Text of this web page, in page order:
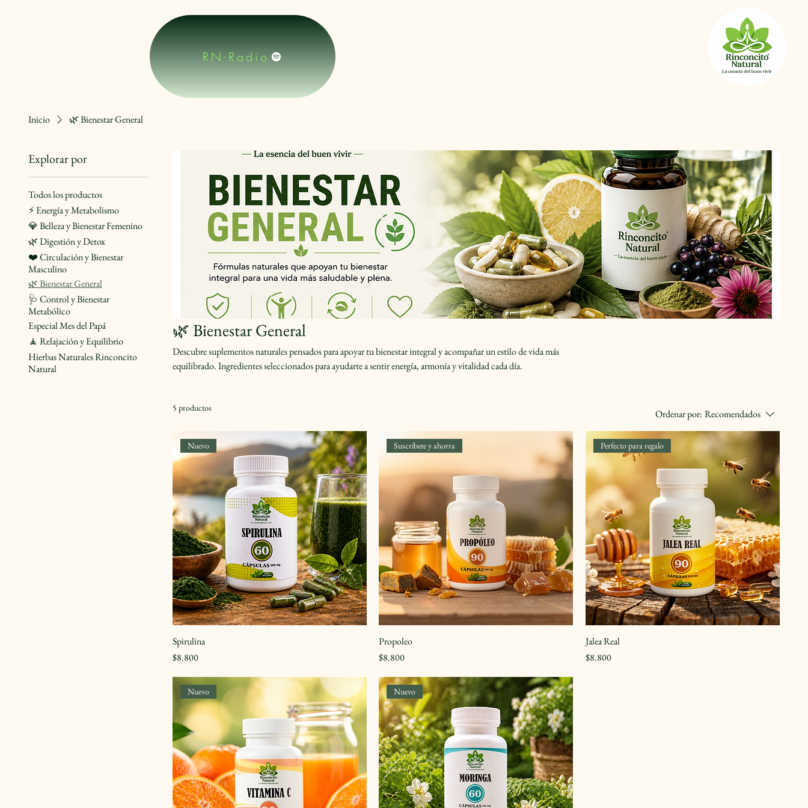
RN-Radio
Inicio 🌿 Bienestar General
Explorar por
Todos los productos
⚡ Energía y Metabolismo
💎 Belleza y Bienestar Femenino
🌿 Digestión y Detox
❤️ Circulación y Bienestar
Masculino
🌿 Bienestar General
🩺 Control y Bienestar
Metabólico
Especial Mes del Papá
🧘 Relajación y Equilibrio
Hierbas Naturales Rinconcito
Natural
🌿 Bienestar General
Descubre suplementos naturales pensados para apoyar tu bienestar integral y acompañar un estilo de vida más
equilibrado. Ingredientes seleccionados para ayudarte a sentir energía, armonía y vitalidad cada día.
5 productos Ordenar por: Recomendados
Nuevo
Spirulina
Precio
$8.800
Suscríbete y ahorra
Propoleo
Precio
$8.800
Perfecto para regalo
Jalea Real
Precio
$8.800
Nuevo Nuevo